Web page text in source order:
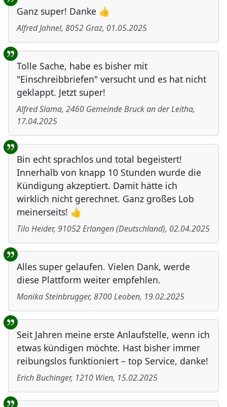
Ganz super! Danke 👍
Alfred Jahnel, 8052 Graz, 01.05.2025
Tolle Sache, habe es bisher mit
"Einschreibbriefen" versucht und es hat nicht
geklappt. Jetzt super!
Alfred Slama, 2460 Gemeinde Bruck an der Leitha,
17.04.2025
Bin echt sprachlos und total begeistert!
Innerhalb von knapp 10 Stunden wurde die
Kündigung akzeptiert. Damit hätte ich
wirklich nicht gerechnet. Ganz großes Lob
meinerseits! 👍
Tilo Heider, 91052Erlangen(Deutschland), 02.04.2025
Alles super gelaufen. Vielen Dank, werde
diese Plattform weiter empfehlen.
Monika Steinbrugger, 8700Leoben, 19.02.2025
Seit Jahren meine erste Anlaufstelle, wenn ich
etwas kündigen möchte. Hast bisher immer
reibungslos funktioniert – top Service, danke!
Erich Buchinger, 1210 Wien, 15.02.2025